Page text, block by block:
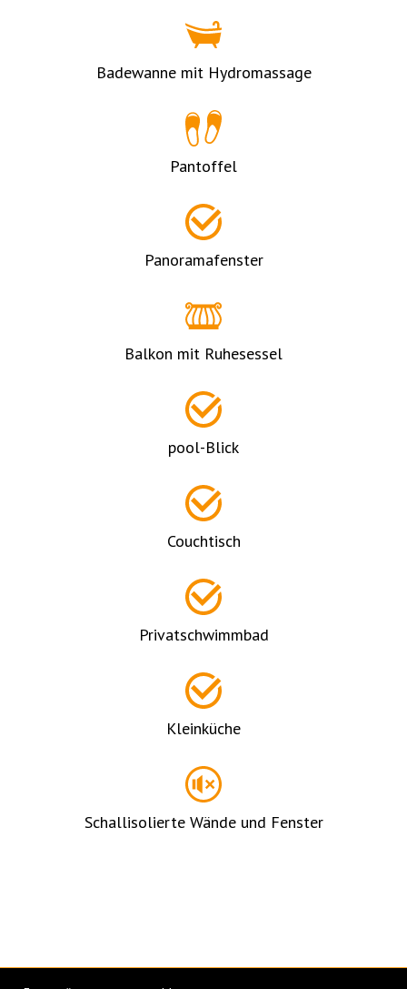
Badewanne mit Hydromassage
Pantoffel
Panoramafenster
Balkon mit Ruhesessel
pool-Blick
Couchtisch
Privatschwimmbad
Kleinküche
Schallisolierte Wände und Fenster